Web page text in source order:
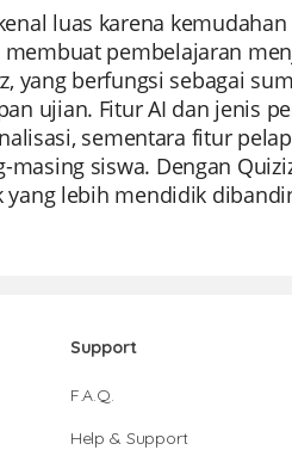
luas karena
pembelajaran
yang berfungsi sebagai
ujian. Fitur AI dan jenis
sementara fitur
siswa. Dengan
lebih mendidik
Support
F.A.Q.
Help & Support